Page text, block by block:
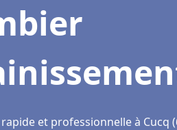
et professionnelle à Cucq